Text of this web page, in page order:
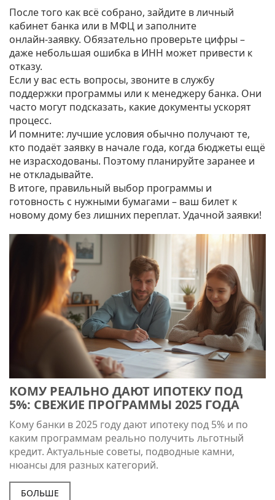
После того как всё собрано, зайдите в личный
кабинет банка или в МФЦ и заполните
онлайн‑заявку. Обязательно проверьте цифры –
даже небольшая ошибка в ИНН может привести к
отказу.
Если у вас есть вопросы, звоните в службу
поддержки программы или к менеджеру банка. Они
часто могут подсказать, какие документы ускорят
процесс.
И помните: лучшие условия обычно получают те,
кто подаёт заявку в начале года, когда бюджеты ещё
не израсходованы. Поэтому планируйте заранее и
не откладывайте.
В итоге, правильный выбор программы и
готовность с нужными бумагами – ваш билет к
новому дому без лишних переплат. Удачной заявки!
КОМУ РЕАЛЬНО ДАЮТ ИПОТЕКУ ПОД
5%: СВЕЖИЕ ПРОГРАММЫ 2025 ГОДА
Кому банки в 2025 году дают ипотеку под 5% и по
каким программам реально получить льготный
кредит. Актуальные советы, подводные камни,
нюансы для разных категорий.
БОЛЬШЕ